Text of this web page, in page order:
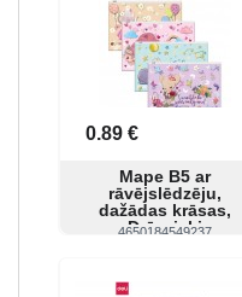
0.89 €
Mape B5 ar
rāvējslēdzēju,
dažādas krāsas,
Dzīvnieki
4650184549237